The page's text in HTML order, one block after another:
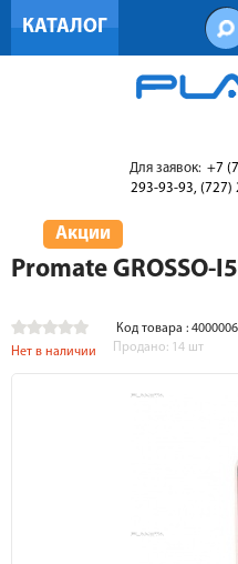
КАТАЛОГ
Для заявок: +7
293-93-93, (727)
Акции
Promate GROSSO-
Код товара :
Нет в наличии
Продано: 14 шт